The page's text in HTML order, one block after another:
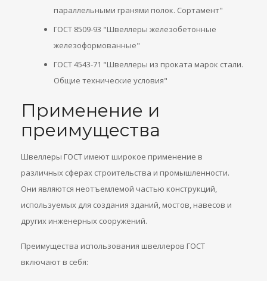
параллельными гранями полок. Сортамент"
ГОСТ 8509-93 "Швеллеры железобетонные
железоформованные"
ГОСТ 4543-71 "Швеллеры из проката марок стали.
Общие технические условия"
Применение и
преимущества
Швеллеры ГОСТ имеют широкое применение в
различных сферах строительства и промышленности.
Они являются неотъемлемой частью конструкций,
используемых для создания зданий, мостов, навесов и
других инженерных сооружений.
Преимущества использования швеллеров ГОСТ
включают в себя: